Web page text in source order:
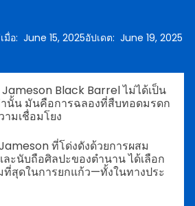
มื่อ: June 15, 2025อัปเดต: June 19, 2025
Black Barrel ไม่ได้เป็น
นั้น มันคือการฉลองที่สืบทอดมรดก
มเชื่อมโยง
ที่โด่งดังด้วยการผสม
ะนับถือศิลปะของตำนาน ได้เลือก
ที่สุดในการยกแก้ว—ทั้งในทางประ